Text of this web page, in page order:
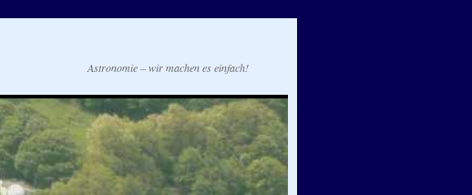
Astronomie – wir machen es einfach!